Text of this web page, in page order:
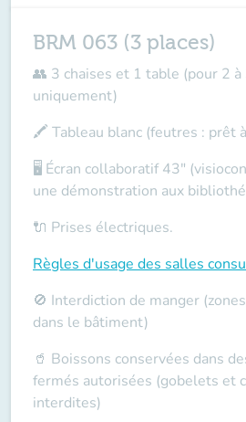
BRM 063 (3 places)
👥 3 chaises et 1 table (pour 2
uniquement)
🖍️ Tableau blanc (feutres : prêt
🖥️ Écran collaboratif 43"
une démonstration aux
🔌 Prises électriques.
Règles d'usage des salles
🚫 Interdiction de manger
dans le bâtiment)
🥤 Boissons conservées dans
fermés autorisées (gobelets et
interdites)